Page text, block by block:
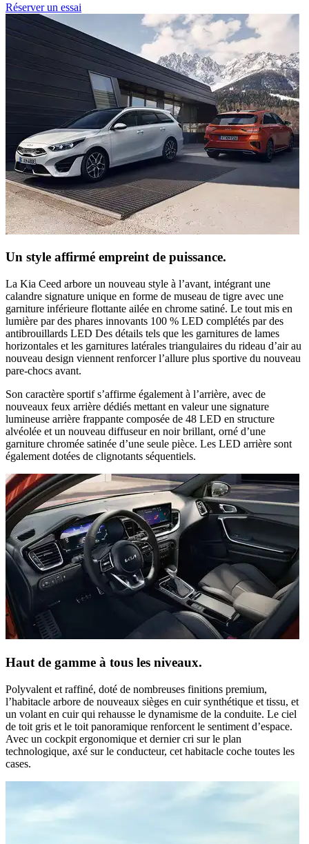
Réserver un essai
Un style affirmé empreint de puissance.
La Kia Ceed arbore un nouveau style à l’avant, intégrant une
calandre signature unique en forme de museau de tigre avec une
garniture inférieure flottante ailée en chrome satiné. Le tout mis en
lumière par des phares innovants 100 % LED complétés par des
antibrouillards LED Des détails tels que les garnitures de lames
horizontales et les garnitures latérales triangulaires du rideau d’air au
nouveau design viennent renforcer l’allure plus sportive du nouveau
pare-chocs avant.
Son caractère sportif s’affirme également à l’arrière, avec de
nouveaux feux arrière dédiés mettant en valeur une signature
lumineuse arrière frappante composée de 48 LED en structure
alvéolée et un nouveau diffuseur en noir brillant, orné d’une
garniture chromée satinée d’une seule pièce. Les LED arrière sont
également dotées de clignotants séquentiels.
Haut de gamme à tous les niveaux.
Polyvalent et raffiné, doté de nombreuses finitions premium,
l’habitacle arbore de nouveaux sièges en cuir synthétique et tissu, et
un volant en cuir qui rehausse le dynamisme de la conduite. Le ciel
de toit gris et le toit panoramique renforcent le sentiment d’espace.
Avec un cockpit ergonomique et dernier cri sur le plan
technologique, axé sur le conducteur, cet habitacle coche toutes les
cases.